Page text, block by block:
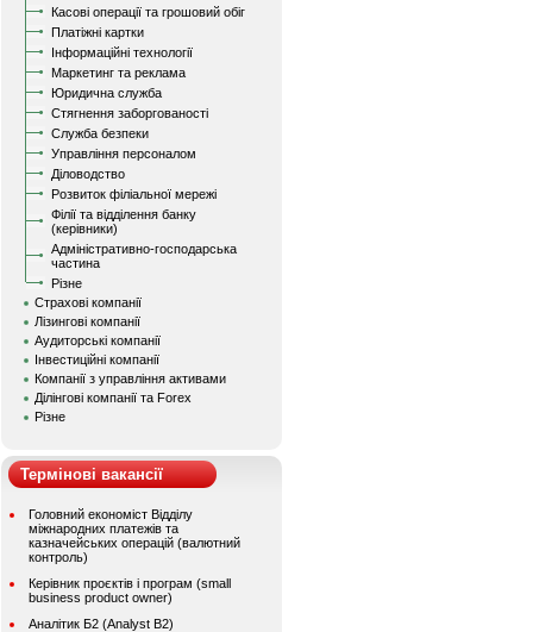
Касові операції та грошовий обіг
Платіжні картки
Інформаційні технології
Маркетинг та реклама
Юридична служба
Стягнення заборгованості
Служба безпеки
Управління персоналом
Діловодство
Розвиток філіальної мережі
Філії та відділення банку
(керівники)
Адміністративно-господарська
частина
Різне
Страхові компанії
Лізингові компанії
Аудиторські компанії
Інвестиційні компанії
Компанії з управління активами
Ділінгові компанії та Forex
Різне
Термінові вакансії
Головний економіст Відділу
міжнародних платежів та
казначейських операцій (валютний
контроль)
Керівник проєктів і програм (small
business product owner)
Аналітик Б2 (Analyst B2)